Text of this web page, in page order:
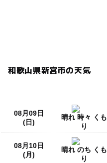
和歌山県新宮市の天気
08月09日
(日)
晴れ 時々 くも
り
08月10日
(月)
晴れ のち くも
り